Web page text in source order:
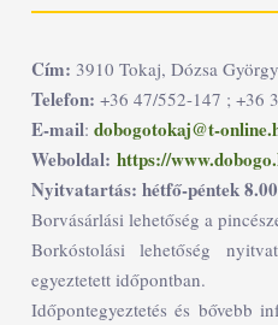
Cím: 3910 Tokaj, Dózsa
Telefon: +36 47/552-147 ; +36
E-mail: dobogotokaj@t-
Weboldal: https://
Nyitvatartás: hétfő-péntek
Borvásárlási lehetőség a
Borkóstolási lehetőség
egyeztetett időpontban.
Időpontegyeztetés és bővebb